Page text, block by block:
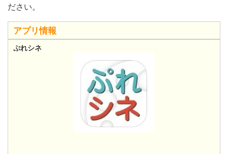
ださい。
アプリ情報
ぷれシネ​